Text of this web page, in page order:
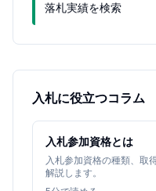
落札実績を検索
入札に役立つコラム
入札参加資格とは
入札参加資格の種類、取
解説します。